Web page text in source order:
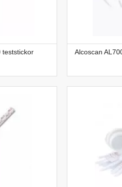
teststickor Alcoscan